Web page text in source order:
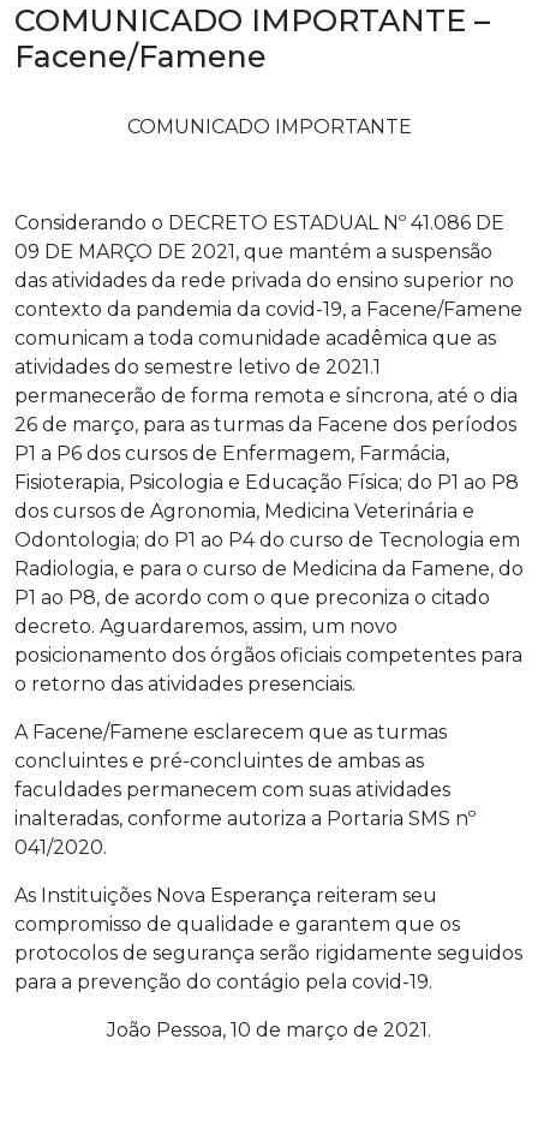
COMUNICADO IMPORTANTE –
Facene/Famene
COMUNICADO IMPORTANTE
Considerando o DECRETO ESTADUAL Nº 41.086 DE
09 DE MARÇO DE 2021, que mantém a suspensão
das atividades da rede privada do ensino superior no
contexto da pandemia da covid-19, a Facene/Famene
comunicam a toda comunidade acadêmica que as
atividades do semestre letivo de 2021.1
permanecerão de forma remota e síncrona, até o dia
26 de março, para as turmas da Facene dos períodos
P1 a P6 dos cursos de Enfermagem, Farmácia,
Fisioterapia, Psicologia e Educação Física; do P1 ao P8
dos cursos de Agronomia, Medicina Veterinária e
Odontologia; do P1 ao P4 do curso de Tecnologia em
Radiologia, e para o curso de Medicina da Famene, do
P1 ao P8, de acordo com o que preconiza o citado
decreto. Aguardaremos, assim, um novo
posicionamento dos órgãos oficiais competentes para
o retorno das atividades presenciais.
A Facene/Famene esclarecem que as turmas
concluintes e pré-concluintes de ambas as
faculdades permanecem com suas atividades
inalteradas, conforme autoriza a Portaria SMS nº
041/2020.
As Instituições Nova Esperança reiteram seu
compromisso de qualidade e garantem que os
protocolos de segurança serão rigidamente seguidos
para a prevenção do contágio pela covid-19.
João Pessoa, 10 de março de 2021.